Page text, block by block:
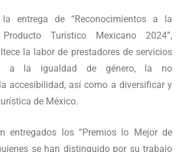
entrega de “Reconocimientos a la
Turístico Mexicano 2024”,
la labor de prestadores de servicios
a la igualdad de género, la no
accesibilidad, así como a diversificar y
de México.
entregados los “Premios lo Mejor de
se han distinguido por su trabajo